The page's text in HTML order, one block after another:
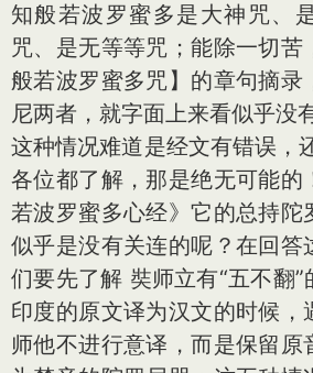
知般若波罗蜜多是大神咒、
咒、是无等等咒；能除一切苦
般若波罗蜜多咒】的章句摘录
尼两者，就字面上来看似乎没
这种情况难道是经文有错误，
各位都了解，那是绝无可能的
若波罗蜜多心经》它的总持陀
似乎是没有关连的呢？在回答
们要先了解 奘师立有“五不翻
印度的原文译为汉文的时候，
师他不进行意译，而是保留原